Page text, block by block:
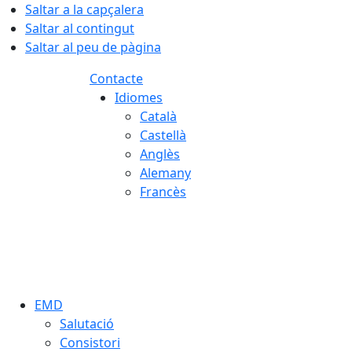
Saltar a la capçalera
Saltar al contingut
Saltar al peu de pàgina
Contacte
Idiomes
Català
Castellà
Anglès
Alemany
Francès
EMD
Salutació
Consistori